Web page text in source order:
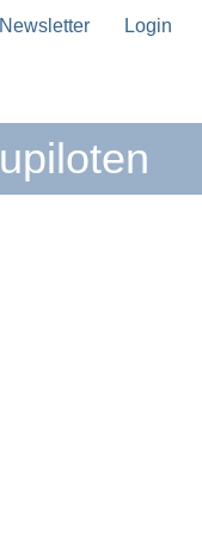
Newsletter Login
sind,